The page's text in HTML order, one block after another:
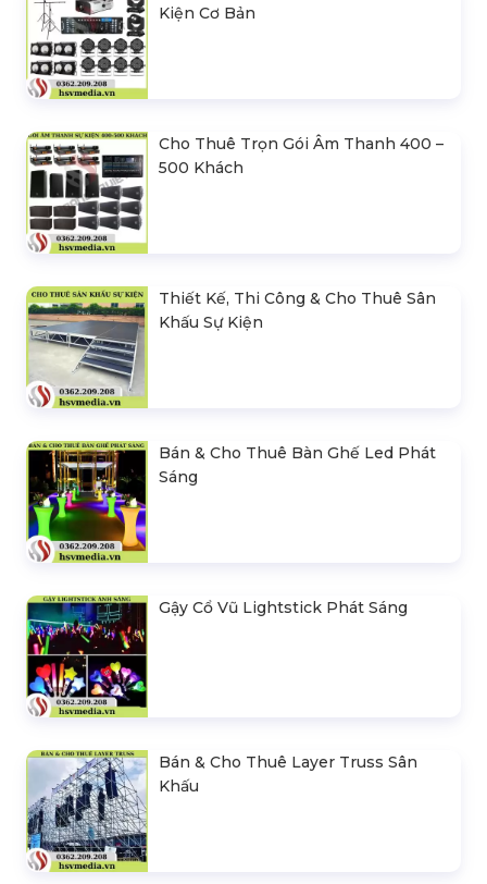
Kiện Cơ Bản
Cho Thuê Trọn Gói Âm Thanh 400 –
500 Khách
Thiết Kế, Thi Công & Cho Thuê Sân
Khấu Sự Kiện
Bán & Cho Thuê Bàn Ghế Led Phát
Sáng
Gậy Cổ Vũ Lightstick Phát Sáng
Bán & Cho Thuê Layer Truss Sân
Khấu